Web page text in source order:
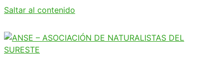
Saltar al contenido